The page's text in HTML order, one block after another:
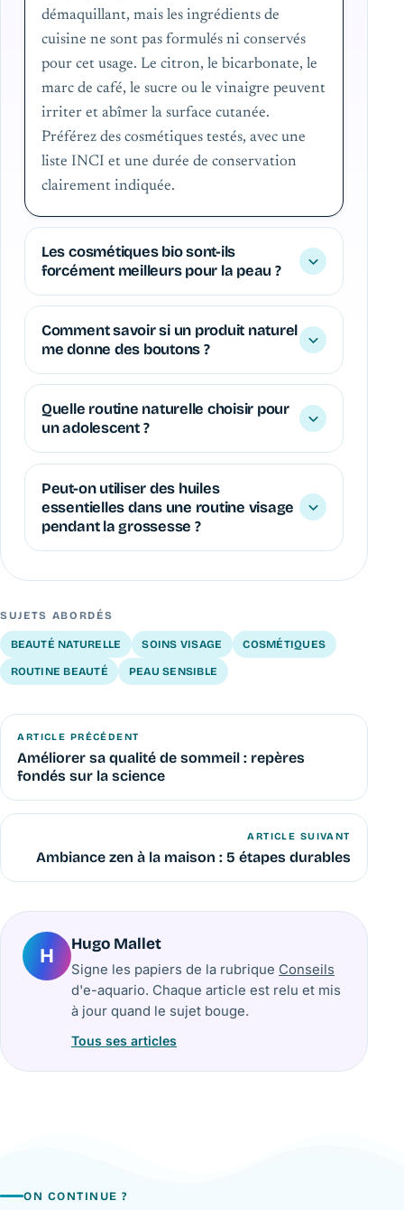
démaquillant, mais les ingrédients de
cuisine ne sont pas formulés ni conservés
pour cet usage. Le citron, le bicarbonate, le
marc de café, le sucre ou le vinaigre peuvent
irriter et abîmer la surface cutanée.
Préférez des cosmétiques testés, avec une
liste INCI et une durée de conservation
clairement indiquée.
Les cosmétiques bio sont-ils
forcément meilleurs pour la peau ?
Comment savoir si un produit naturel
me donne des boutons ?
Quelle routine naturelle choisir pour
un adolescent ?
Peut-on utiliser des huiles
essentielles dans une routine visage
pendant la grossesse ?
SUJETS ABORDÉS
BEAUTÉ NATURELLE SOINS VISAGE COSMÉTIQUES
ROUTINE BEAUTÉ PEAU SENSIBLE
ARTICLE PRÉCÉDENT
Améliorer sa qualité de sommeil : repères
fondés sur la science
ARTICLE SUIVANT
Ambiance zen à la maison : 5 étapes durables
H Hugo Mallet
Signe les papiers de la rubrique Conseils
d'e-aquario. Chaque article est relu et mis
à jour quand le sujet bouge.
Tous ses articles
ON CONTINUE ?